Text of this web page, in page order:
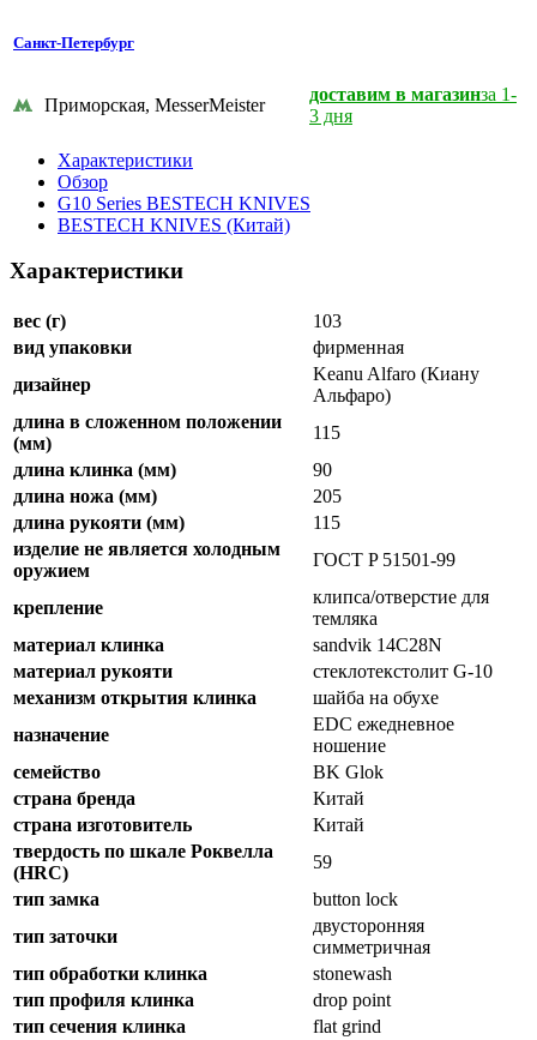
Санкт-Петербург
Приморская, MesserMeister
доставим в магазинза 1-
3 дня
Характеристики
Обзор
G10 Series BESTECH KNIVES
BESTECH KNIVES (Китай)
Характеристики
вес (г)
103
вид упаковки
фирменная
дизайнер
Keanu Alfaro (Киану
Альфаро)
длина в сложенном положении
(мм)
115
длина клинка (мм)
90
длина ножа (мм)
205
длина рукояти (мм)
115
изделие не является холодным
оружием
ГОСТ P 51501-99
крепление
клипса/отверстие для
темляка
материал клинка
sandvik 14C28N
материал рукояти
стеклотекстолит G-10
механизм открытия клинка
шайба на обухе
назначение
EDC ежедневное
ношение
семейство
BK Glok
страна бренда
Китай
страна изготовитель
Китай
твердость по шкале Роквелла
(HRC)
59
тип замка
button lock
тип заточки
двусторонняя
симметричная
тип обработки клинка
stonewash
тип профиля клинка
drop point
тип сечения клинка
flat grind